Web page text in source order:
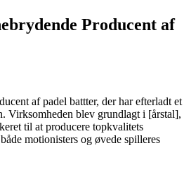
Producent af
af padel battter, der har efterladt et
Virksomheden blev grundlagt i [årstal],
til at producere topkvalitets
motionisters og øvede spilleres